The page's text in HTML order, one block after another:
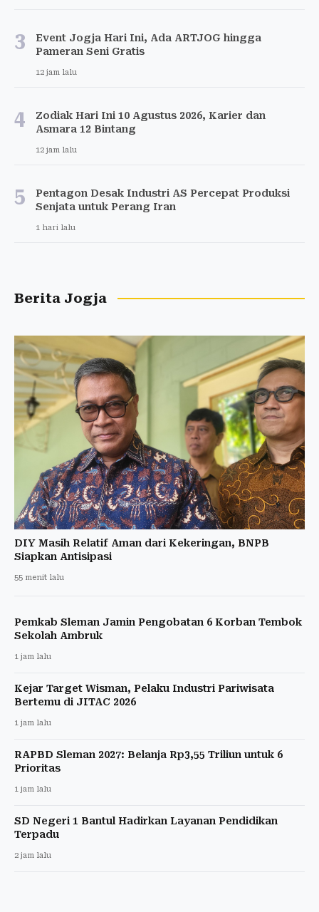
3
Event Jogja Hari Ini, Ada ARTJOG hingga
Pameran Seni Gratis
12 jam lalu
4
Zodiak Hari Ini 10 Agustus 2026, Karier dan
Asmara 12 Bintang
12 jam lalu
5
Pentagon Desak Industri AS Percepat Produksi
Senjata untuk Perang Iran
1 hari lalu
Berita Jogja
DIY Masih Relatif Aman dari Kekeringan, BNPB
Siapkan Antisipasi
55 menit lalu
Pemkab Sleman Jamin Pengobatan 6 Korban Tembok
Sekolah Ambruk
1 jam lalu
Kejar Target Wisman, Pelaku Industri Pariwisata
Bertemu di JITAC 2026
1 jam lalu
RAPBD Sleman 2027: Belanja Rp3,55 Triliun untuk 6
Prioritas
1 jam lalu
SD Negeri 1 Bantul Hadirkan Layanan Pendidikan
Terpadu
2 jam lalu